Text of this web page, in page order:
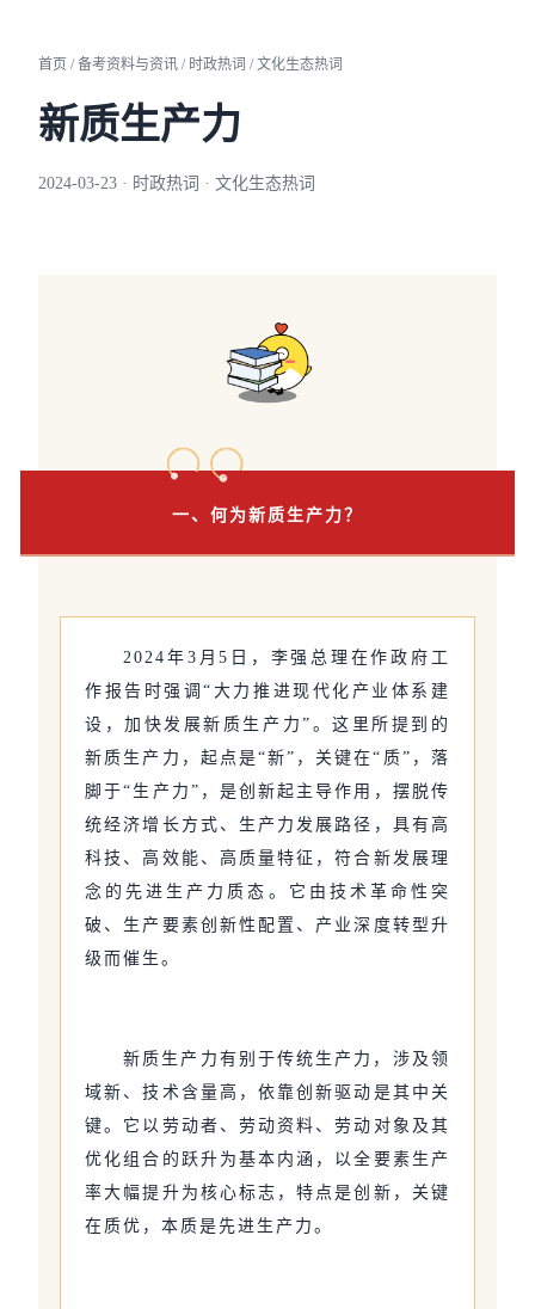
首页 / 备考资料与资讯 / 时政热词 / 文化生态热词
新质生产力
2024-03-23 · 时政热词 · 文化生态热词
一、何为新质生产力？
2024年3月5日，李强总理在作政府工
作报告时强调“大力推进现代化产业体系建
设，加快发展新质生产力”。这里所提到的
新质生产力，起点是“新”，关键在“质”，落
脚于“生产力”，是创新起主导作用，摆脱传
统经济增长方式、生产力发展路径，具有高
科技、高效能、高质量特征，符合新发展理
念的先进生产力质态。它由技术革命性突
破、生产要素创新性配置、产业深度转型升
级而催生。
新质生产力有别于传统生产力，涉及领
域新、技术含量高，依靠创新驱动是其中关
键。它以劳动者、劳动资料、劳动对象及其
优化组合的跃升为基本内涵，以全要素生产
率大幅提升为核心标志，特点是创新，关键
在质优，本质是先进生产力。